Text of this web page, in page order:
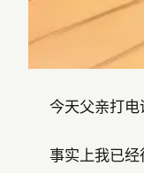
今天父亲打电
事实上我已